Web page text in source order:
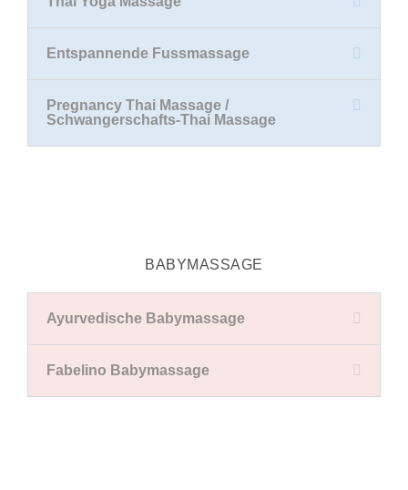
Entspannende Fussmassage
Pregnancy Thai Massage /
Schwangerschafts-Thai Massage
BABYMASSAGE
Ayurvedische Babymassage
Fabelino Babymassage